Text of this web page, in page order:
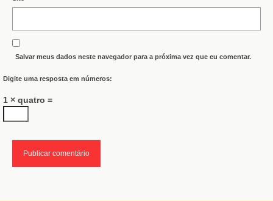
Salvar meus dados neste navegador para a próxima vez que eu comentar.
Digite uma resposta em números:
1 × quatro =